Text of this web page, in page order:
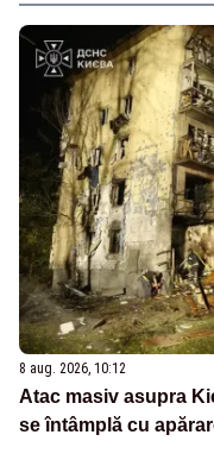
8 aug. 2026, 10:12
Atac masiv asupra
se întâmplă cu